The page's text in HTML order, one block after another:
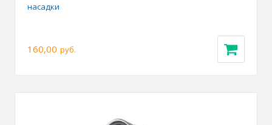
насадки
160,00 руб.